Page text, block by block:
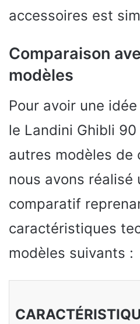
accessoires est
Comparaison
modèles
Pour avoir une
le Landini Ghibli
autres modèles de
nous avons réalisé
comparatif
caractéristiques
modèles suivants :